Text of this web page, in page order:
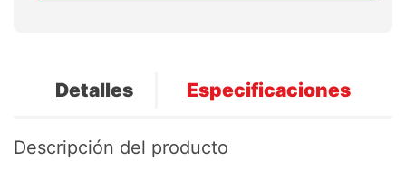
Detalles Especificaciones
Descripción del producto